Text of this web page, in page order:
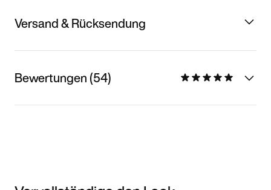
Versand & Rücksendung
Bewertungen (54)